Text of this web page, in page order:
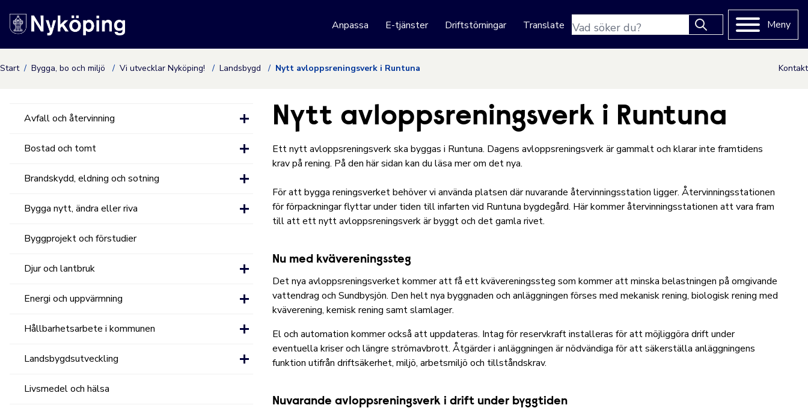
Hoppa till innehåll
Nyköpings kommuns webbplats
Anpassa E-tjänster Driftstörningar Translate
Sökfras
Meny
Start Bygga, bo och miljö Vi utvecklar Nyköping! Landsbygd Nytt avloppsreningsverk i Runtuna Kontakt
Nytt avloppsreningsverk i Runtuna
Ett nytt avloppsreningsverk ska byggas i Runtuna. Dagens avloppsreningsverk är gammalt och klarar inte framtidens
krav på rening. På den här sidan kan du läsa mer om det nya.
För att bygga reningsverket behöver vi använda platsen där nuvarande återvinningsstation ligger. Återvinningsstationen
för förpackningar flyttar under tiden till infarten vid Runtuna bygdegård. Här kommer återvinningsstationen att vara fram
till att ett nytt avloppsreningsverk är byggt och det gamla rivet.
Nu med kvävereningssteg
Det nya avloppsreningsverket kommer att få ett kvävereningssteg som kommer att minska belastningen på omgivande
vattendrag och Sundbysjön. Den helt nya byggnaden och anläggningen förses med mekanisk rening, biologisk rening med
kväverening, kemisk rening samt slamlager.
El och automation kommer också att uppdateras. Intag för reservkraft installeras för att möjliggöra drift under
eventuella kriser och längre strömavbrott. Åtgärder i anläggningen är nödvändiga för att säkerställa anläggningens
funktion utifrån driftsäkerhet, miljö, arbetsmiljö och tillståndskrav.
Nuvarande avloppsreningsverk i drift under byggtiden
Avfall och återvinning
Bostad och tomt
Brandskydd, eldning och sotning
Bygga nytt, ändra eller riva
Byggprojekt och förstudier
Djur och lantbruk
Energi och uppvärmning
Hållbarhetsarbete i kommunen
Landsbygdsutveckling
Livsmedel och hälsa